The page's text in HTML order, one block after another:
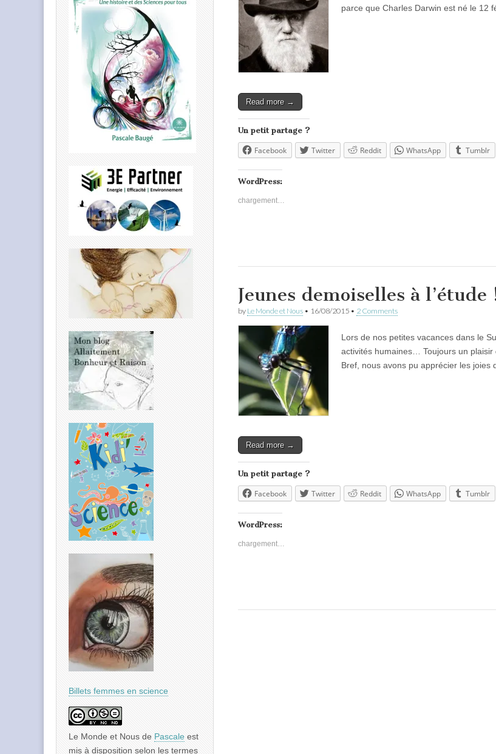
parce que Charles Darwin est né le 12
Read more →
Un petit partage ?
Facebook Twitter Reddit WhatsApp Tumblr
WordPress:
chargement…
Jeunes demoiselles à l’étude
by Le Monde et Nous • 16/08/2015 • 2 Comments
Lors de nos petites vacances dans le
activités humaines… Toujours un
Bref, nous avons pu apprécier les joies
Read more →
Un petit partage ?
Facebook Twitter Reddit WhatsApp Tumblr
WordPress:
chargement…
Billets femmes en science
Le Monde et Nous de Pascale est
mis à disposition selon les termes